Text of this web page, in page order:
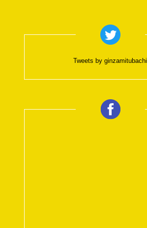
Tweets by ginzamitubachi